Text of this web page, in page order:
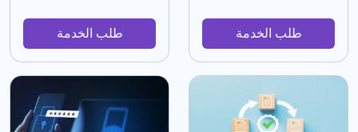
طلب الخدمة طلب الخدمة